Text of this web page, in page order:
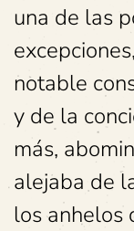
una de las
notable
y de la
más,
alejaba de
los anhelos